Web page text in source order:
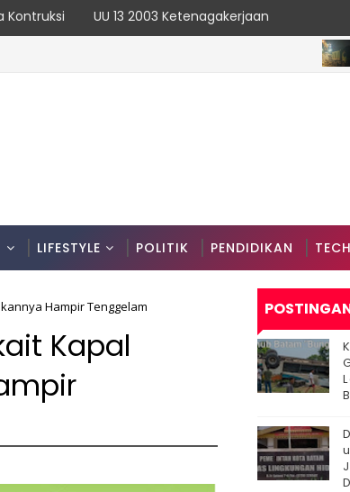
Kontruksi UU 13 2003 Ketenagakerjaan
BATAM
LIFESTYLE POLITIK PENDIDIKAN
Hampir Tenggelam
Kapal